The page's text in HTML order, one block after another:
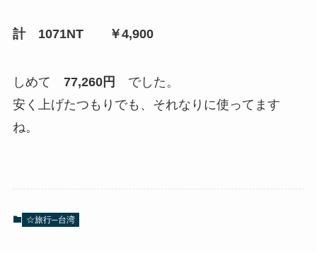
計 1071NT ￥4,900
しめて 77,260円
でした。
安く上げたつもりでも、それなりに使ってます
ね。
☆旅行─台湾